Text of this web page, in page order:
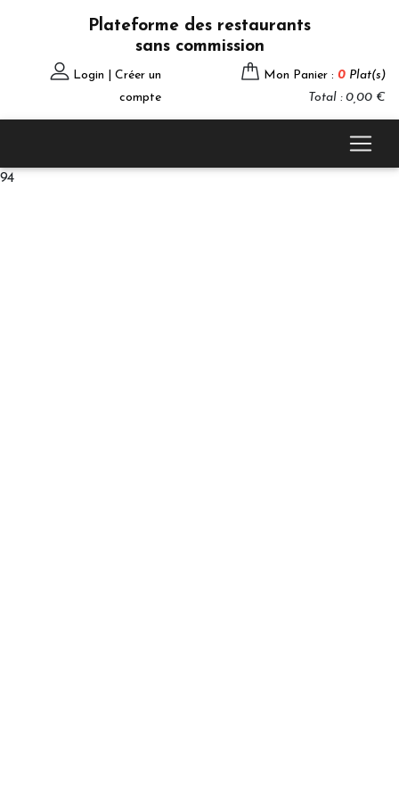
Plateforme des restaurants
sans commission
Login | Créer un
compte
Mon Panier : 0 Plat(s)
Total : 0,00 €
94